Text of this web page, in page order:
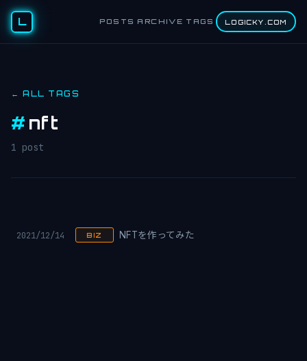
L POSTS ARCHIVE TAGS LOGICKY.COM
← ALL TAGS
# nft
1 post
2021/12/14 BIZ NFTを作ってみた